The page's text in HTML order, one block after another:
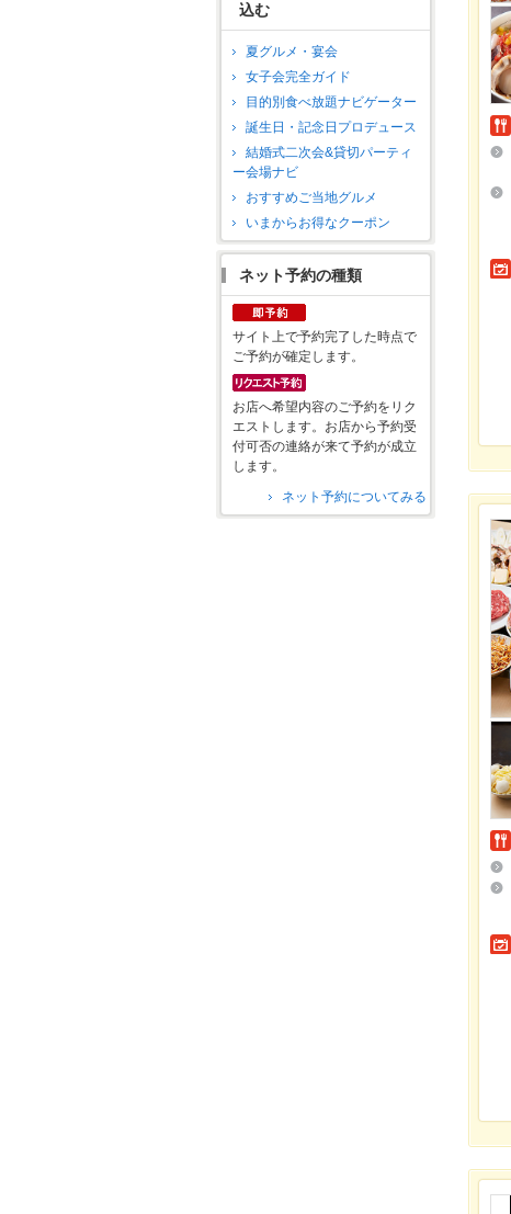
込む
夏グルメ・宴会
女子会完全ガイド
目的別食べ放題ナビゲーター
誕生日・記念日プロデュース
結婚式二次会&貸切パーティ
ー会場ナビ
おすすめご当地グルメ
いまからお得なクーポン
ネット予約の種類
サイト上で予約完了した時点で
ご予約が確定します。
お店へ希望内容のご予約をリク
エストします。お店から予約受
付可否の連絡が来て予約が成立
します。
ネット予約についてみる